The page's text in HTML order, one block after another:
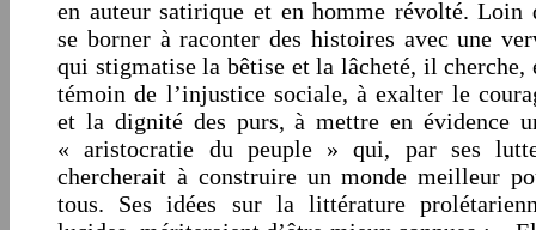
en auteur satirique et en homme révolté. Loin
se borner à raconter des histoires avec une
qui stigmatise la bêtise et la lâcheté, il cherche,
témoin de l’injustice sociale, à exalter le
et la dignité des purs, à mettre en évidence
« aristocratie du peuple » qui, par ses
chercherait à construire un monde meilleur
tous. Ses idées sur la littérature